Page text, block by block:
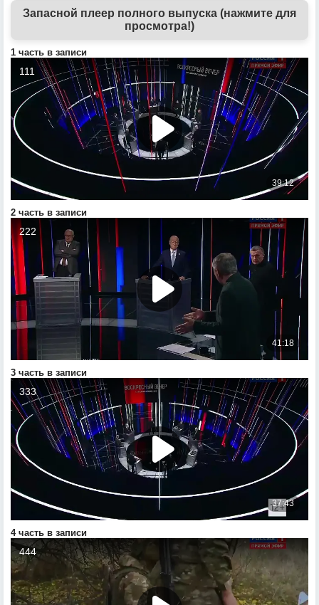
Запасной плеер полного выпуска (нажмите для
просмотра!)
1 часть в записи
2 часть в записи
3 часть в записи
4 часть в записи